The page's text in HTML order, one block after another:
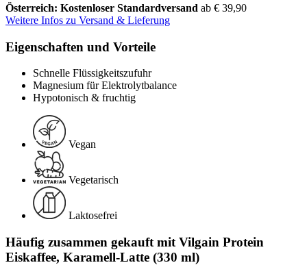
Österreich: Kostenloser Standardversand ab € 39,90
Weitere Infos zu Versand & Lieferung
Eigenschaften und Vorteile
Schnelle Flüssigkeitszufuhr
Magnesium für Elektrolytbalance
Hypotonisch & fruchtig
Vegan
Vegetarisch
Laktosefrei
Häufig zusammen gekauft mit Vilgain Protein
Eiskaffee, Karamell-Latte (330 ml)